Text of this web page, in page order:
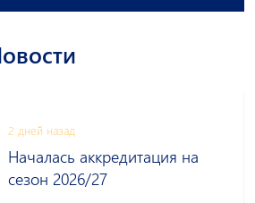
2 дней назад
Началась аккредитация на
сезон 2026/27